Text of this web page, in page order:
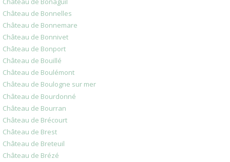
Château de Bonnelles
Château de Bonnemare
Château de Bonnivet
Château de Bonport
Château de Bouillé
Château de Boulémont
Château de Boulogne sur mer
Château de Bourdonné
Château de Bourran
Château de Brécourt
Château de Brest
Château de Breteuil
Château de Brézé